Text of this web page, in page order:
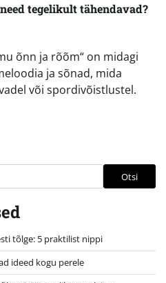
tegelikult tähendavad?
õnn ja rõõm“ on midagi
ja sõnad, mida
või spordivõistlustel.
Otsi
tõlge: 5 praktilist nippi
ideed kogu perele